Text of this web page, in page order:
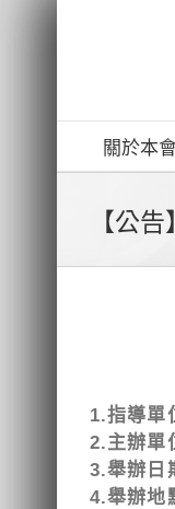
關於本
【公
1.指導單
2.主辦單
3.舉辦日
4.舉辦地